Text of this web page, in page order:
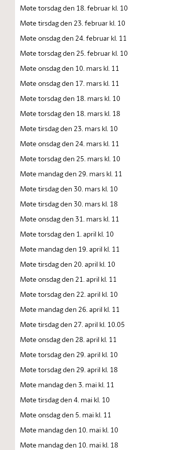
Møte torsdag den 18. februar kl. 10
Møte tirsdag den 23. februar kl. 10
Møte onsdag den 24. februar kl. 11
Møte torsdag den 25. februar kl. 10
Møte onsdag den 10. mars kl. 11
Møte onsdag den 17. mars kl. 11
Møte torsdag den 18. mars kl. 10
Møte torsdag den 18. mars kl. 18
Møte tirsdag den 23. mars kl. 10
Møte onsdag den 24. mars kl. 11
Møte torsdag den 25. mars kl. 10
Møte mandag den 29. mars kl. 11
Møte tirsdag den 30. mars kl. 10
Møte tirsdag den 30. mars kl. 18
Møte onsdag den 31. mars kl. 11
Møte torsdag den 1. april kl. 10
Møte mandag den 19. april kl. 11
Møte tirsdag den 20. april kl. 10
Møte onsdag den 21. april kl. 11
Møte torsdag den 22. april kl. 10
Møte mandag den 26. april kl. 11
Møte tirsdag den 27. april kl. 10.05
Møte onsdag den 28. april kl. 11
Møte torsdag den 29. april kl. 10
Møte torsdag den 29. april kl. 18
Møte mandag den 3. mai kl. 11
Møte tirsdag den 4. mai kl. 10
Møte onsdag den 5. mai kl. 11
Møte mandag den 10. mai kl. 10
Møte mandag den 10. mai kl. 18